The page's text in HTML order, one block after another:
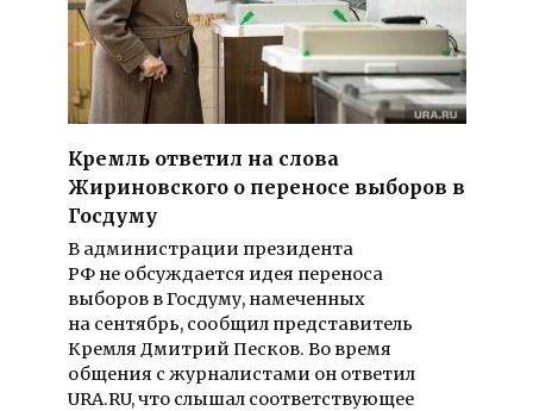
Кремль ответил на слова
Жириновского о переносе выборов в
Госдуму
В администрации президента
РФ не обсуждается идея переноса
выборов в Госдуму, намеченных
на сентябрь, сообщил представитель
Кремля Дмитрий Песков. Во время
общения с журналистами он ответил
URA.RU, что слышал соответствующее